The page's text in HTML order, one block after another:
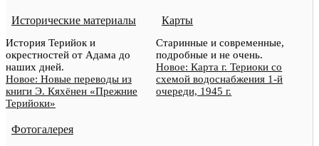
Исторические материалы
История Терийок и
окрестностей от Адама до
наших дней.
Новое: Новые переводы из
книги Э. Кяхёнен «Прежние
Терийоки»
Карты
Старинные и современные,
подробные и не очень.
Новое: Карта г. Териоки со
схемой водоснабжения 1-й
очереди, 1945 г.
Фотогалерея